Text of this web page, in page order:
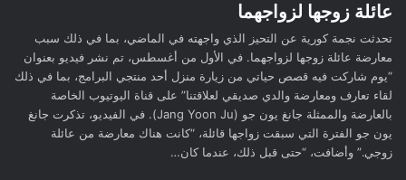
عائلة زوجها لزواجهما
تحدثت نجمة كورية عن التحيز الذي واجهته في الماضي، بما في ذلك سبب
معارضة عائلة زوجها لزواجهما. في الأول من أغسطس، تم نشر فيديو بعنوان
“يوم شاركت فيه قصص حياتي من زيارة منزل أحد منتجي البرامج، بما في ذلك
لقاء تعارف ومعارضة والدي صديقي لعلاقتنا” على قناة اليوتيوب الخاصة
بالعارضة والممثلة جانغ يون جو (Jang Yoon Ju). في الفيديو، تذكرت جانغ
يون جو الفترة التي سبقت زواجها قائلة، “كانت هناك معارضة من عائلة
زوجي.” وأضافت، “حتى قبل ذلك، عندما كان…